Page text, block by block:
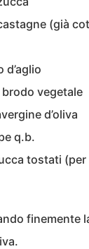
(già
d’aglio
vegetale
d’oliva
q.b.
tostati
finemente